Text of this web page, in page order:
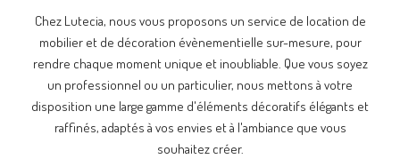
Chez Lutecia, nous vous proposons un service de location de
mobilier et de décoration évènementielle sur-mesure, pour
rendre chaque moment unique et inoubliable. Que vous soyez
un professionnel ou un particulier, nous mettons à votre
disposition une large gamme d'éléments décoratifs élégants et
raffinés, adaptés à vos envies et à l'ambiance que vous
souhaitez créer.